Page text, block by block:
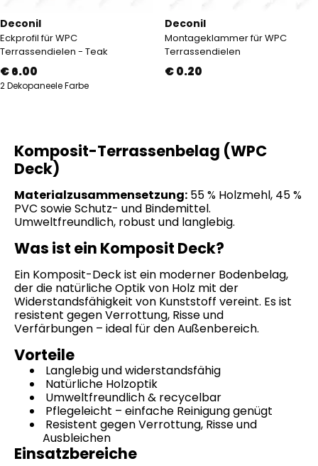
Deconil
Eckprofil für WPC
Terrassendielen - Teak
€ 6.00
2 Dekopaneele Farbe
Deconil
Montageklammer für WPC
Terrassendielen
€ 0.20
Komposit-Terrassenbelag (WPC
Deck)
Materialzusammensetzung: 55 % Holzmehl, 45 %
PVC sowie Schutz- und Bindemittel.
Umweltfreundlich, robust und langlebig.
Was ist ein Komposit Deck?
Ein Komposit-Deck ist ein moderner Bodenbelag,
der die natürliche Optik von Holz mit der
Widerstandsfähigkeit von Kunststoff vereint. Es ist
resistent gegen Verrottung, Risse und
Verfärbungen – ideal für den Außenbereich.
Vorteile
Langlebig und widerstandsfähig
Natürliche Holzoptik
Umweltfreundlich & recycelbar
Pflegeleicht – einfache Reinigung genügt
Resistent gegen Verrottung, Risse und
Ausbleichen
Einsatzbereiche